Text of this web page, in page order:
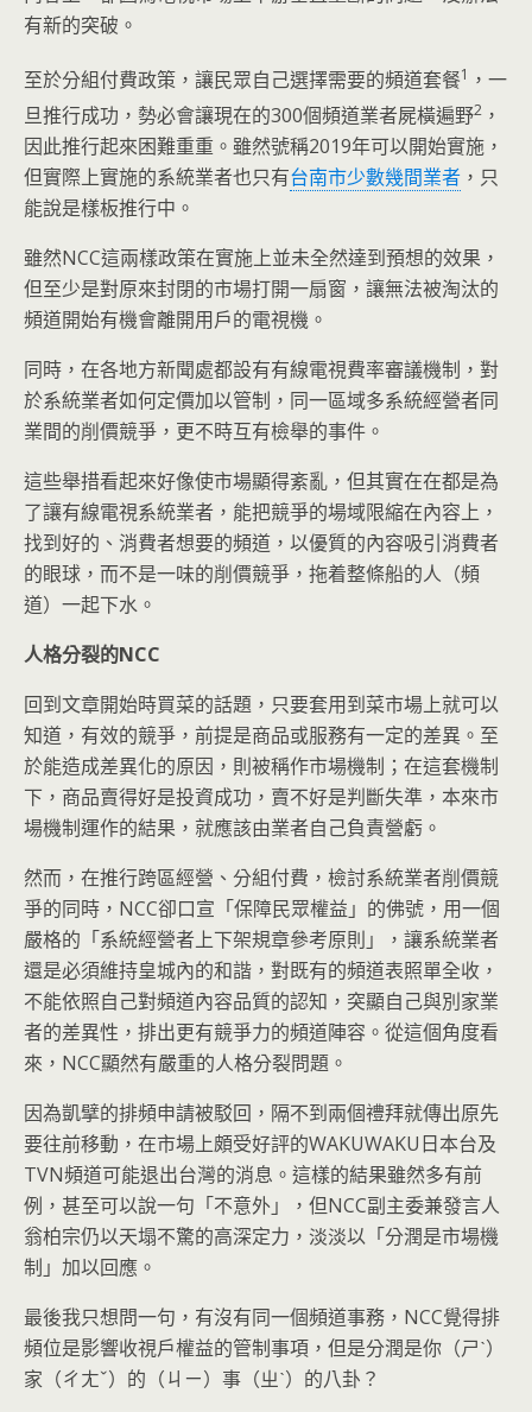
有新的突破。
至於分組付費政策，讓民眾自己選擇需要的頻道套餐1 ，一
旦推行成功，勢必會讓現在的300個頻道業者屍橫遍野2 ，
因此推行起來困難重重。雖然號稱2019年可以開始實施，
但實際上實施的系統業者也只有台南市少數幾間業者 ，只
能說是樣板推行中。
雖然NCC這兩樣政策在實施上並未全然達到預想的效果，
但至少是對原來封閉的市場打開一扇窗，讓無法被淘汰的
頻道開始有機會離開用戶的電視機。
同時，在各地方新聞處都設有有線電視費率審議機制，對
於系統業者如何定價加以管制，同一區域多系統經營者同
業間的削價競爭，更不時互有檢舉的事件。
這些舉措看起來好像使市場顯得紊亂，但其實在在都是為
了讓有線電視系統業者，能把競爭的場域限縮在內容上，
找到好的、消費者想要的頻道，以優質的內容吸引消費者
的眼球，而不是一味的削價競爭，拖着整條船的人（頻
道）一起下水。
人格分裂的NCC
回到文章開始時買菜的話題，只要套用到菜市場上就可以
知道，有效的競爭，前提是商品或服務有一定的差異。至
於能造成差異化的原因，則被稱作市場機制；在這套機制
下，商品賣得好是投資成功，賣不好是判斷失準，本來市
場機制運作的結果，就應該由業者自己負責營虧。
然而，在推行跨區經營、分組付費，檢討系統業者削價競
爭的同時，NCC卻口宣「保障民眾權益」的佛號，用一個
嚴格的「系統經營者上下架規章參考原則」，讓系統業者
還是必須維持皇城內的和諧，對既有的頻道表照單全收，
不能依照自己對頻道內容品質的認知，突顯自己與別家業
者的差異性，排出更有競爭力的頻道陣容。從這個角度看
來，NCC顯然有嚴重的人格分裂問題。
因為凱擘的排頻申請被駁回，隔不到兩個禮拜就傳出原先
要往前移動，在市場上頗受好評的WAKUWAKU日本台及
TVN頻道可能退出台灣的消息。這樣的結果雖然多有前
例，甚至可以說一句「不意外」，但NCC副主委兼發言人
翁柏宗仍以天塌不驚的高深定力，淡淡以「分潤是市場機
制」加以回應。
最後我只想問一句，有沒有同一個頻道事務，NCC覺得排
頻位是影響收視戶權益的管制事項，但是分潤是你（ㄕˋ）
家（ㄔㄤˇ）的（ㄐㄧ）事（ㄓˋ）的八卦？